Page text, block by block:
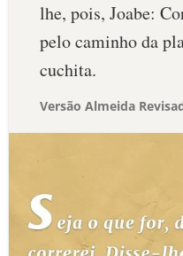
lhe, pois, Joabe:
pelo caminho da
cuchita.
Versão Almeida